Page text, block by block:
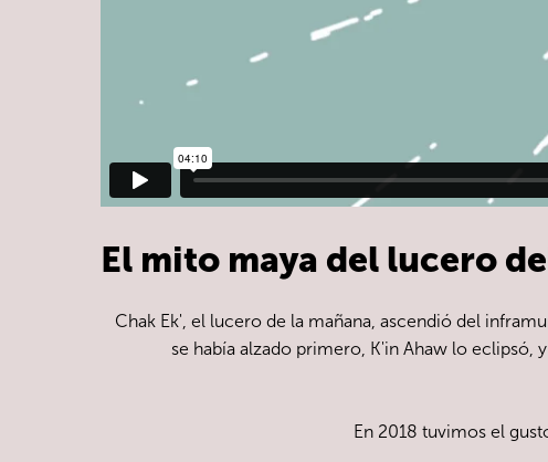
El mito maya del lucero
Chak Ek', el lucero de la mañana, ascendió del
se había alzado primero, K'in Ahaw lo eclipsó,
En 2018 tuvimos el